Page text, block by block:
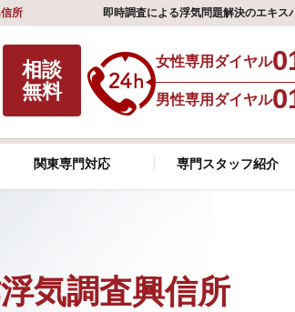
所 即時調査による浮気問題解決のエキス
相談
無料
女性専用ダイヤル
男性専用ダイヤル
関東専門対応 専門スタッフ紹介
気調査興信所